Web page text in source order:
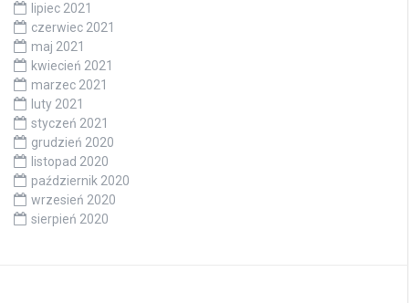
lipiec 2021
czerwiec 2021
maj 2021
kwiecień 2021
marzec 2021
luty 2021
styczeń 2021
grudzień 2020
listopad 2020
październik 2020
wrzesień 2020
sierpień 2020